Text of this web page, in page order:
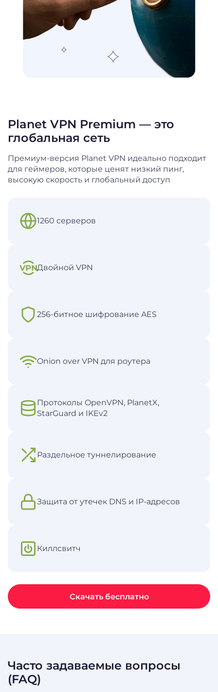
Planet VPN Premium — это
глобальная сеть
Премиум-версия Planet VPN идеально подходит
для геймеров, которые ценят низкий пинг,
высокую скорость и глобальный доступ
1260 серверов
Двойной VPN
256-битное шифрование AES
Onion over VPN для роутера
Протоколы OpenVPN, PlanetX,
StarGuard и IKEv2
Раздельное туннелирование
Защита от утечек DNS и IP-адресов
Киллсвитч
Скачать бесплатно
Часто задаваемые вопросы
(FAQ)